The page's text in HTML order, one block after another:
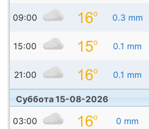
09:00 0.3 mm
15:00 0.1 mm
21:00 0.1 mm
Суббота 15-08-2026
03:00 0 mm